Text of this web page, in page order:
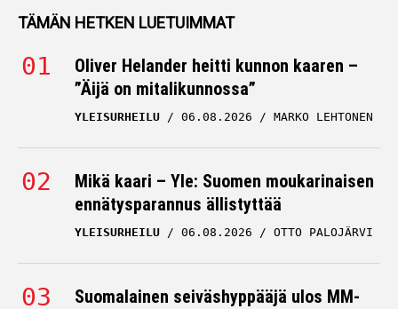
TÄMÄN HETKEN LUETUIMMAT
Oliver Helander heitti kunnon kaaren –
”Äijä on mitalikunnossa”
YLEISURHEILU 06.08.2026 MARKO LEHTONEN
Mikä kaari – Yle: Suomen moukarinaisen
ennätysparannus ällistyttää
YLEISURHEILU 06.08.2026 OTTO PALOJÄRVI
Suomalainen seiväshyppääjä ulos MM-